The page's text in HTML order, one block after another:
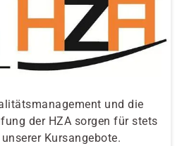
und die
der HZA sorgen für stets
Kursangebote.